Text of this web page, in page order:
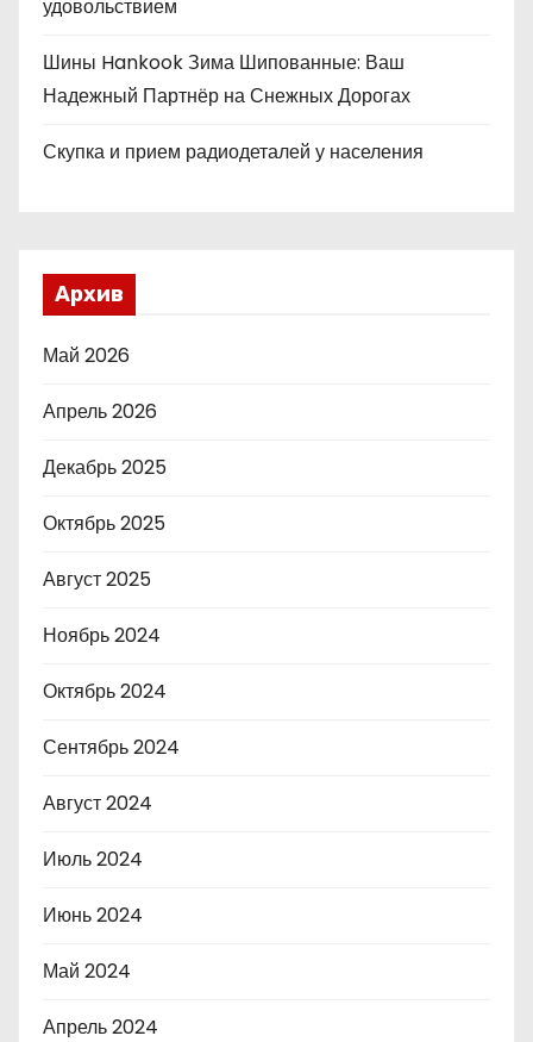
удовольствием
Шины Hankook Зима Шипованные: Ваш
Надежный Партнёр на Снежных Дорогах
Скупка и прием радиодеталей у населения
Архив
Май 2026
Апрель 2026
Декабрь 2025
Октябрь 2025
Август 2025
Ноябрь 2024
Октябрь 2024
Сентябрь 2024
Август 2024
Июль 2024
Июнь 2024
Май 2024
Апрель 2024